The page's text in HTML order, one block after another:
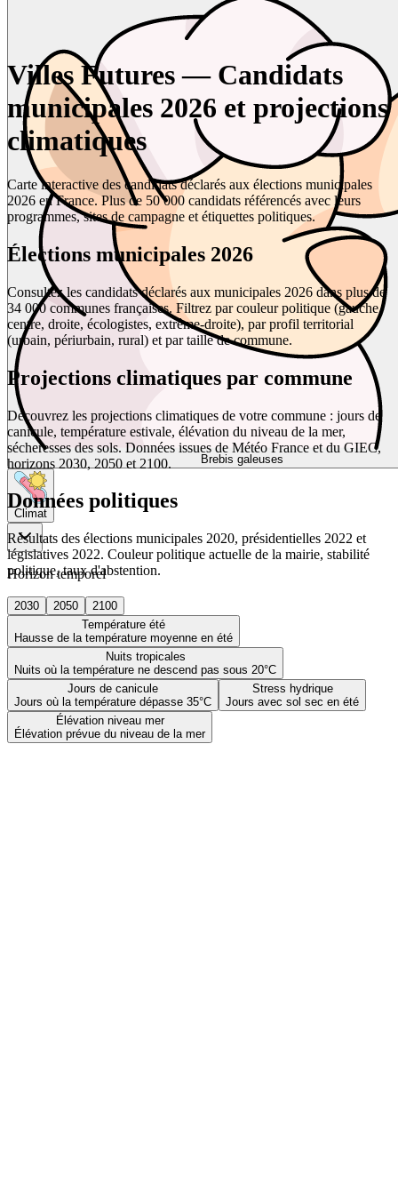
Brebis galeuses
Climat
Horizon temporel
2030 2050
2100
Température été
Hausse de la température moyenne en été
Nuits tropicales
Nuits où la température ne descend pas sous 20°C
Jours de canicule
Jours où la température dépasse 35°C
Stress hydrique
Jours avec sol sec en été
Élévation niveau mer
Élévation prévue du niveau de la mer
Villes Futures — Candidats
municipales 2026 et projections
climatiques
Carte interactive des candidats déclarés aux élections municipales
2026 en France. Plus de 50 000 candidats référencés avec leurs
programmes, sites de campagne et étiquettes politiques.
Élections municipales 2026
Consultez les candidats déclarés aux municipales 2026 dans plus de
34 000 communes françaises. Filtrez par couleur politique (gauche,
centre, droite, écologistes, extrême-droite), par profil territorial
(urbain, périurbain, rural) et par taille de commune.
Projections climatiques par commune
Découvrez les projections climatiques de votre commune : jours de
canicule, température estivale, élévation du niveau de la mer,
sécheresses des sols. Données issues de Météo France et du GIEC,
horizons 2030, 2050 et 2100.
Données politiques
Résultats des élections municipales 2020, présidentielles 2022 et
législatives 2022. Couleur politique actuelle de la mairie, stabilité
politique, taux d'abstention.